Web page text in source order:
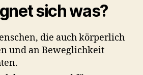
sich was?
die auch körperlich
und an Beweglichkeit